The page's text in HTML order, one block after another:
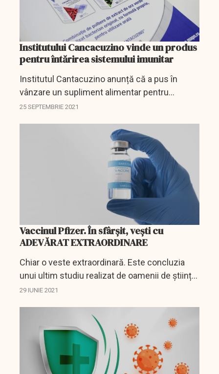
Institutului Cancacuzino vinde un produs
pentru întărirea sistemului imunitar
Institutul Cantacuzino anunță că a pus în
vânzare un supliment alimentar pentru
întărirea sistemului imunitar.
25 SEPTEMBRIE 2021
Vaccinul Pfizer. În sfârșit, vești cu
ADEVĂRAT EXTRAORDINARE
Chiar o veste extraordinară. Este concluzia
unui ultim studiu realizat de oamenii de știință
americani de la Univeristatea Washington, din
29 IUNIE 2021